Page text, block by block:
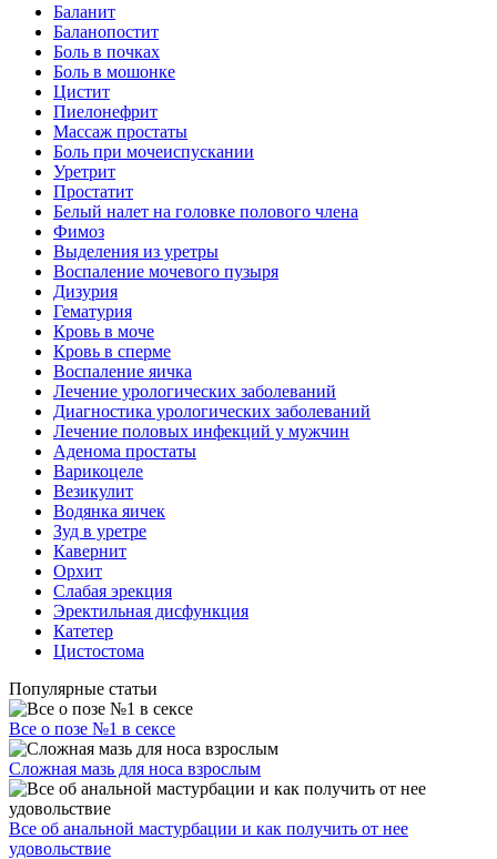
Баланит
Баланопостит
Боль в почках
Боль в мошонке
Цистит
Пиелонефрит
Массаж простаты
Боль при мочеиспускании
Уретрит
Простатит
Белый налет на головке полового члена
Фимоз
Выделения из уретры
Воспаление мочевого пузыря
Дизурия
Гематурия
Кровь в моче
Кровь в сперме
Воспаление яичка
Лечение урологических заболеваний
Диагностика урологических заболеваний
Лечение половых инфекций у мужчин
Аденома простаты
Варикоцеле
Везикулит
Водянка яичек
Зуд в уретре
Кавернит
Орхит
Слабая эрекция
Эректильная дисфункция
Катетер
Цистостома
Популярные статьи
Все о позе №1 в сексе
Сложная мазь для носа взрослым
Все об анальной мастурбации и как получить от нее
удовольствие